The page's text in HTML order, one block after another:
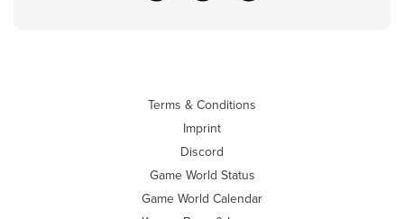
Terms & Conditions
Imprint
Discord
Game World Status
Game World Calendar